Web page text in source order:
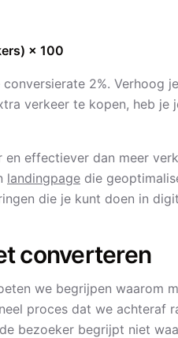
× 100
2%. Verhoog
verkeer te kopen, heb je
effectiever dan meer
landingpage die
die je kunt doen in
converteren
we begrijpen waarom
proces dat we achteraf
bezoeker begrijpt niet